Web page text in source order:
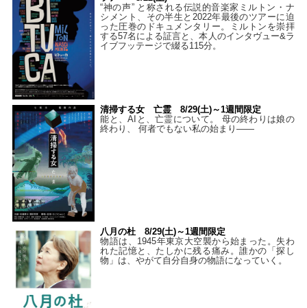
“神の声” と称される伝説的音楽家ミルトン・ナ
シメント、その半生と2022年最後のツアーに迫
った圧巻のドキュメンタリー。ミルトンを崇拝
する57名による証言と、本人のインタヴュー&ラ
イブフッテージで綴る115分。
清掃する女 亡霊 8/29(土)～1週間限定
能と、AIと、亡霊について。 母の終わりは娘の
終わり、 何者でもない私の始まり――
八月の杜 8/29(土)～1週間限定
物語は、1945年東京大空襲から始まった。失わ
れた記憶と、たしかに残る痛み。誰かの「探し
物」は、やがて自分自身の物語になっていく。